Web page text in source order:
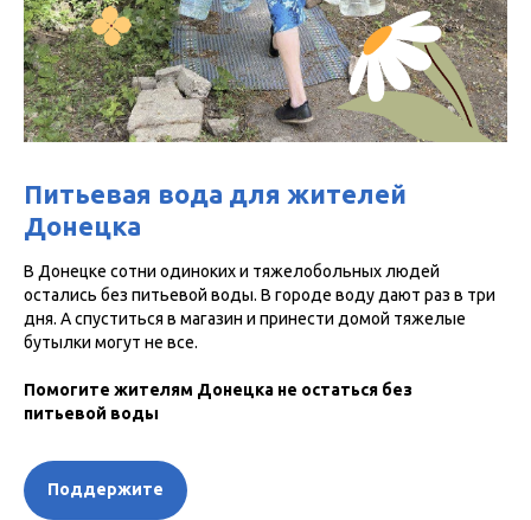
Питьевая вода для жителей
Донецка
В Донецке сотни одиноких и тяжелобольных людей
остались без питьевой воды. В городе воду дают раз в три
дня. А спуститься в магазин и принести домой тяжелые
бутылки могут не все.
Помогите жителям Донецка не остаться без
питьевой воды
Поддержите